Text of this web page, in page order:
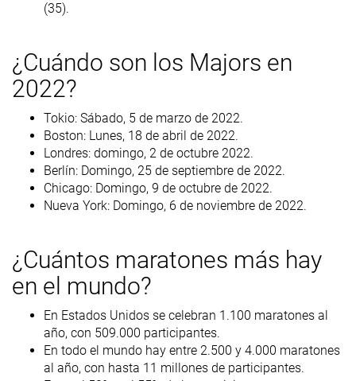
(35).
¿Cuándo son los Majors en
2022?
Tokio: Sábado, 5 de marzo de 2022.
Boston: Lunes, 18 de abril de 2022.
Londres: domingo, 2 de octubre 2022.
Berlín: Domingo, 25 de septiembre de 2022.
Chicago: Domingo, 9 de octubre de 2022.
Nueva York: Domingo, 6 de noviembre de 2022.
¿Cuántos maratones más hay
en el mundo?
En Estados Unidos se celebran 1.100 maratones al
año, con 509.000 participantes.
En todo el mundo hay entre 2.500 y 4.000 maratones
al año, con hasta 11 millones de participantes.